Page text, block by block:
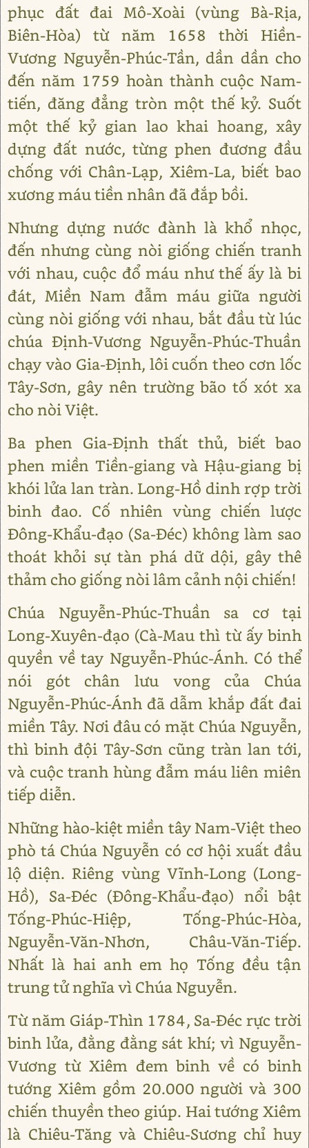
phục đất đai Mô-Xoài (vùng Bà-Rịa,
Biên-Hòa) từ năm 1658 thời Hiền-
Vương Nguyễn-Phúc-Tần, dần dần cho
đến năm 1759 hoàn thành cuộc Nam-
tiến, đăng đẳng tròn một thế kỷ. Suốt
một thế kỷ gian lao khai hoang, xây
dựng đất nước, từng phen đương đầu
chống với Chân-Lạp, Xiêm-La, biết bao
xương máu tiền nhân đã đắp bồi.
Nhưng dựng nước đành là khổ nhọc,
đến nhưng cùng nòi giống chiến tranh
với nhau, cuộc đổ máu như thế ấy là bi
đát, Miền Nam đẫm máu giữa người
cùng nòi giống với nhau, bắt đầu từ lúc
chúa Định-Vương Nguyễn-Phúc-Thuần
chạy vào Gia-Định, lôi cuốn theo cơn lốc
Tây-Sơn, gây nên trường bão tố xót xa
cho nòi Việt.
Ba phen Gia-Định thất thủ, biết bao
phen miền Tiền-giang và Hậu-giang bị
khói lửa lan tràn. Long-Hồ dinh rợp trời
binh đao. Cố nhiên vùng chiến lược
Đông-Khẩu-đạo (Sa-Đéc) không làm sao
thoát khỏi sự tàn phá dữ dội, gây thê
thảm cho giống nòi lâm cảnh nội chiến!
Chúa Nguyễn-Phúc-Thuần sa cơ tại
Long-Xuyên-đạo (Cà-Mau thì từ ấy binh
quyền về tay Nguyễn-Phúc-Ánh. Có thể
nói gót chân lưu vong của Chúa
Nguyễn-Phúc-Ánh đã dẫm khắp đất đai
miền Tây. Nơi đâu có mặt Chúa Nguyễn,
thì binh đội Tây-Sơn cũng tràn lan tới,
và cuộc tranh hùng đẫm máu liên miên
tiếp diễn.
Những hào-kiệt miền tây Nam-Việt theo
phò tá Chúa Nguyễn có cơ hội xuất đầu
lộ diện. Riêng vùng Vĩnh-Long (Long-
Hồ), Sa-Đéc (Đông-Khẩu-đạo) nổi bật
Tống-Phúc-Hiệp, Tống-Phúc-Hòa,
Nguyễn-Văn-Nhơn, Châu-Văn-Tiếp.
Nhất là hai anh em họ Tống đều tận
trung tử nghĩa vì Chúa Nguyễn.
Từ năm Giáp-Thìn 1784, Sa-Đéc rực trời
binh lửa, đằng đằng sát khí; vì Nguyễn-
Vương từ Xiêm đem binh về có binh
tướng Xiêm gồm 20.000 người và 300
chiến thuyền theo giúp. Hai tướng Xiêm
là Chiêu-Tăng và Chiêu-Sương chỉ huy